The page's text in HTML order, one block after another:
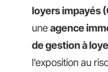
loyers impayés
une agence
de gestion à
l’exposition au